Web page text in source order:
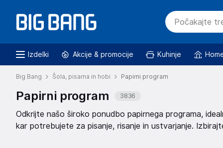
Izdelki Akcije & promocije Kuhinje
Big Bang Šola, pisarna in hobi Papirni program
Papirni program 3836
Odkrijte našo široko ponudbo papirnega programa,
kar potrebujete za pisanje, risanje in ustvarjanje.